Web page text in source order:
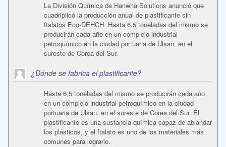
La División Química de Hanwha Solutions anunció que
cuadriplicó la producción anual de plastificante sin
ftalatos Eco-DEHCH. Hasta 6,5 toneladas del mismo se
producirán cada año en un complejo industrial
petroquímico en la ciudad portuaria de Ulsan, en el
sureste de Corea del Sur.
¿Dónde se fabrica el plastificante?
Hasta 6,5 toneladas del mismo se producirán cada año
en un complejo industrial petroquímico en la ciudad
portuaria de Ulsan, en el sureste de Corea del Sur. El
plastificante es una sustancia química capaz de ablandar
los plásticos, y el ftalato es uno de los materiales más
comunes para lograrlo.